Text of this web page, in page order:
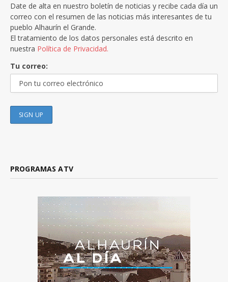
Date de alta en nuestro boletín de noticias y recibe cada día un
correo con el resumen de las noticias más interesantes de tu
pueblo Alhaurín el Grande.
El tratamiento de los datos personales está descrito en
nuestra Política de Privacidad.
Tu correo:
PROGRAMAS ATV